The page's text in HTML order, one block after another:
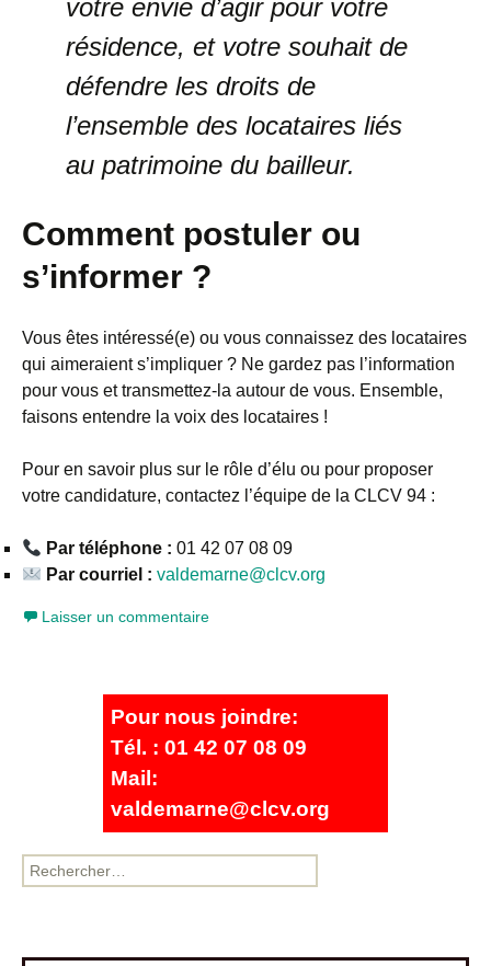
votre envie d’agir pour votre
résidence, et votre souhait de
défendre les droits de
l’ensemble des locataires liés
au patrimoine du bailleur.
Comment postuler ou
s’informer ?
Vous êtes intéressé(e) ou vous connaissez des locataires
qui aimeraient s’impliquer ? Ne gardez pas l’information
pour vous et transmettez-la autour de vous. Ensemble,
faisons entendre la voix des locataires !
Pour en savoir plus sur le rôle d’élu ou pour proposer
votre candidature, contactez l’équipe de la CLCV 94 :
Par téléphone : 01 42 07 08 09
Par courriel : valdemarne@clcv.org
Laisser un commentaire
Pour nous joindre:
Tél. : 01 42 07 08 09
Mail:
valdemarne@clcv.org